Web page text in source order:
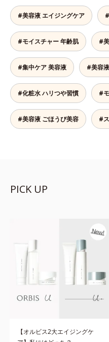
#美容液 エイジングケア
#モイスチャー 年齢肌 #
#集中ケア 美容液 #美容
#化粧水 ハリつや習慣 #
#美容液 ごほうび美容 #
PICK UP
【オルビス2大エイジングケ